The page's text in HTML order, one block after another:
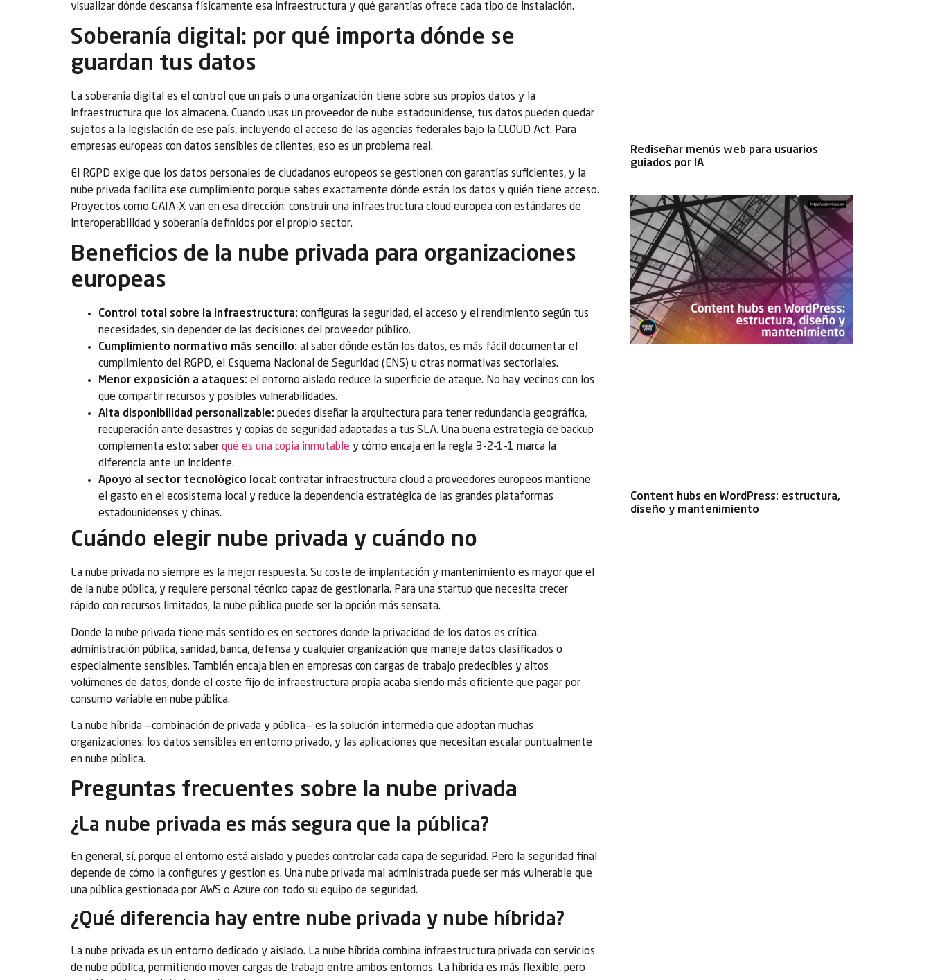
visualizar dónde descansa físicamente esa infraestructura y qué garantías ofrece cada tipo de instalación.
Soberanía digital: por qué importa dónde se
guardan tus datos
La soberanía digital es el control que un país o una organización tiene sobre sus propios datos y la
infraestructura que los almacena. Cuando usas un proveedor de nube estadounidense, tus datos pueden quedar
sujetos a la legislación de ese país, incluyendo el acceso de las agencias federales bajo la CLOUD Act. Para
empresas europeas con datos sensibles de clientes, eso es un problema real.
El RGPD exige que los datos personales de ciudadanos europeos se gestionen con garantías suficientes, y la
nube privada facilita ese cumplimiento porque sabes exactamente dónde están los datos y quién tiene acceso.
Proyectos como GAIA-X van en esa dirección: construir una infraestructura cloud europea con estándares de
interoperabilidad y soberanía definidos por el propio sector.
Beneficios de la nube privada para organizaciones
europeas
Control total sobre la infraestructura: configuras la seguridad, el acceso y el rendimiento según tus
necesidades, sin depender de las decisiones del proveedor público.
Cumplimiento normativo más sencillo: al saber dónde están los datos, es más fácil documentar el
cumplimiento del RGPD, el Esquema Nacional de Seguridad (ENS) u otras normativas sectoriales.
Menor exposición a ataques: el entorno aislado reduce la superficie de ataque. No hay vecinos con los
que compartir recursos y posibles vulnerabilidades.
Alta disponibilidad personalizable: puedes diseñar la arquitectura para tener redundancia geográfica,
recuperación ante desastres y copias de seguridad adaptadas a tus SLA. Una buena estrategia de backup
complementa esto: saber qué es una copia inmutable y cómo encaja en la regla 3-2-1-1 marca la
diferencia ante un incidente.
Apoyo al sector tecnológico local: contratar infraestructura cloud a proveedores europeos mantiene
el gasto en el ecosistema local y reduce la dependencia estratégica de las grandes plataformas
estadounidenses y chinas.
Cuándo elegir nube privada y cuándo no
La nube privada no siempre es la mejor respuesta. Su coste de implantación y mantenimiento es mayor que el
de la nube pública, y requiere personal técnico capaz de gestionarla. Para una startup que necesita crecer
rápido con recursos limitados, la nube pública puede ser la opción más sensata.
Donde la nube privada tiene más sentido es en sectores donde la privacidad de los datos es crítica:
administración pública, sanidad, banca, defensa y cualquier organización que maneje datos clasificados o
especialmente sensibles. También encaja bien en empresas con cargas de trabajo predecibles y altos
volúmenes de datos, donde el coste fijo de infraestructura propia acaba siendo más eficiente que pagar por
consumo variable en nube pública.
La nube híbrida —combinación de privada y pública— es la solución intermedia que adoptan muchas
organizaciones: los datos sensibles en entorno privado, y las aplicaciones que necesitan escalar puntualmente
en nube pública.
Preguntas frecuentes sobre la nube privada
¿La nube privada es más segura que la pública?
En general, sí, porque el entorno está aislado y puedes controlar cada capa de seguridad. Pero la seguridad final
depende de cómo la configures y gestion es. Una nube privada mal administrada puede ser más vulnerable que
una pública gestionada por AWS o Azure con todo su equipo de seguridad.
¿Qué diferencia hay entre nube privada y nube híbrida?
La nube privada es un entorno dedicado y aislado. La nube híbrida combina infraestructura privada con servicios
de nube pública, permitiendo mover cargas de trabajo entre ambos entornos. La híbrida es más flexible, pero
Rediseñar menús web para usuarios
guiados por IA
Content hubs en WordPress: estructura,
diseño y mantenimiento